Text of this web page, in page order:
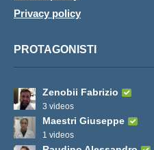
Privacy policy
PROTAGONISTI
Zenobii Fabrizio
3 videos
Maestri Giuseppe
1 videos